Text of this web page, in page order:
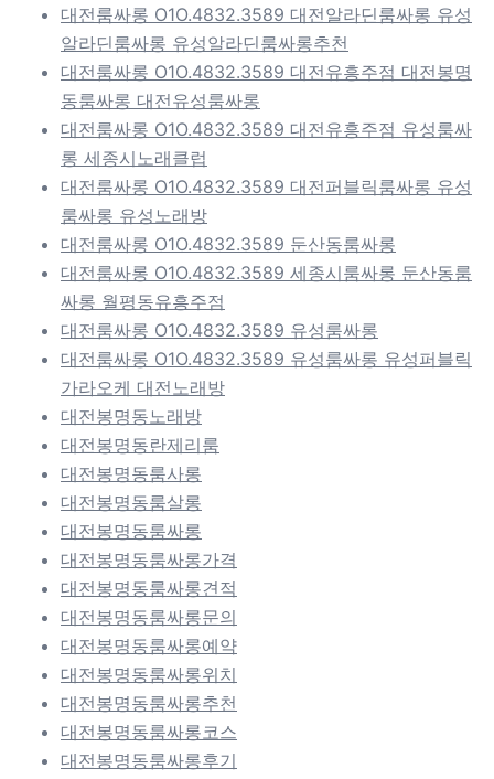
대전룸싸롱 O1O.4832.3589 대전알라딘룸싸롱 유성
알라딘룸싸롱 유성알라딘룸싸롱추천
대전룸싸롱 O1O.4832.3589 대전유흥주점 대전봉명
동룸싸롱 대전유성룸싸롱
대전룸싸롱 O1O.4832.3589 대전유흥주점 유성룸싸
롱 세종시노래클럽
대전룸싸롱 O1O.4832.3589 대전퍼블릭룸싸롱 유성
룸싸롱 유성노래방
대전룸싸롱 O1O.4832.3589 둔산동룸싸롱
대전룸싸롱 O1O.4832.3589 세종시룸싸롱 둔산동룸
싸롱 월평동유흥주점
대전룸싸롱 O1O.4832.3589 유성룸싸롱
대전룸싸롱 O1O.4832.3589 유성룸싸롱 유성퍼블릭
가라오케 대전노래방
대전봉명동노래방
대전봉명동란제리룸
대전봉명동룸사롱
대전봉명동룸살롱
대전봉명동룸싸롱
대전봉명동룸싸롱가격
대전봉명동룸싸롱견적
대전봉명동룸싸롱문의
대전봉명동룸싸롱예약
대전봉명동룸싸롱위치
대전봉명동룸싸롱추천
대전봉명동룸싸롱코스
대전봉명동룸싸롱후기